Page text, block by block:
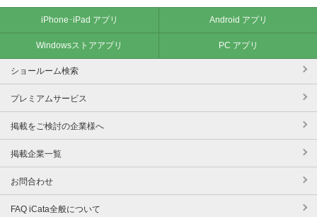
iPhone･iPad アプリ Android アプリ
Windowsストアアプリ PC アプリ
ショールーム検索
プレミアムサービス
掲載をご検討の企業様へ
掲載企業一覧
お問合わせ
FAQ iCata全般について